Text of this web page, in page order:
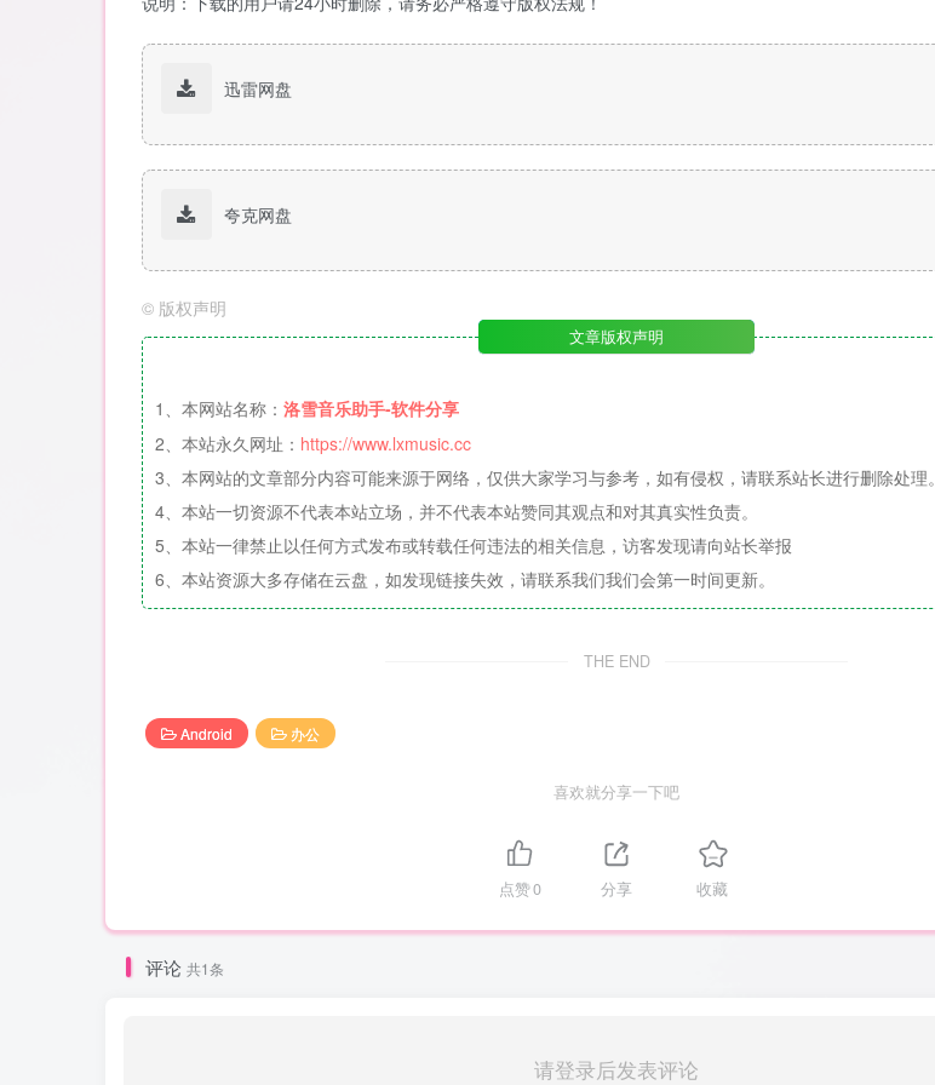
迅雷网盘
夸克网盘
© 版权声明
文章版权声明
1、本网站名称： 洛雪音乐助手-软件分享
2、本站永久网址： https://www.lxmusic.cc
3、本网站的文章部分内容可能来源于网络，仅供大家学习与参考，如有侵权，请联系站长进行删除处理。
4、本站一切资源不代表本站立场，并不代表本站赞同其观点和对其真实性负责。
5、本站一律禁止以任何方式发布或转载任何违法的相关信息，访客发现请向站长举报
6、本站资源大多存储在云盘，如发现链接失效，请联系我们我们会第一时间更新。
THE END
Android 办公
喜欢就分享一下吧
点赞0 分享 收藏
评论 共1条
请登录后发表评论